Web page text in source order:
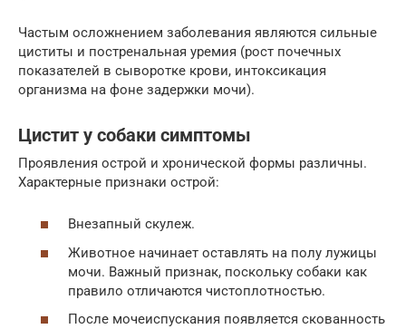
Частым осложнением заболевания являются сильные
циститы и постренальная уремия (рост почечных
показателей в сыворотке крови, интоксикация
организма на фоне задержки мочи).
Цистит у собаки симптомы
Проявления острой и хронической формы различны.
Характерные признаки острой:
Внезапный скулеж.
Животное начинает оставлять на полу лужицы
мочи. Важный признак, поскольку собаки как
правило отличаются чистоплотностью.
После мочеиспускания появляется скованность